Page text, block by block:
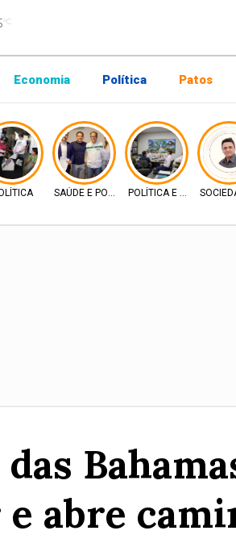
°C
Economia Política Patos
SAÚDE E POLÍTICAPOLÍTICA E ECONOMIA
abre